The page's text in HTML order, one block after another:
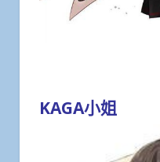
KAGA小姐